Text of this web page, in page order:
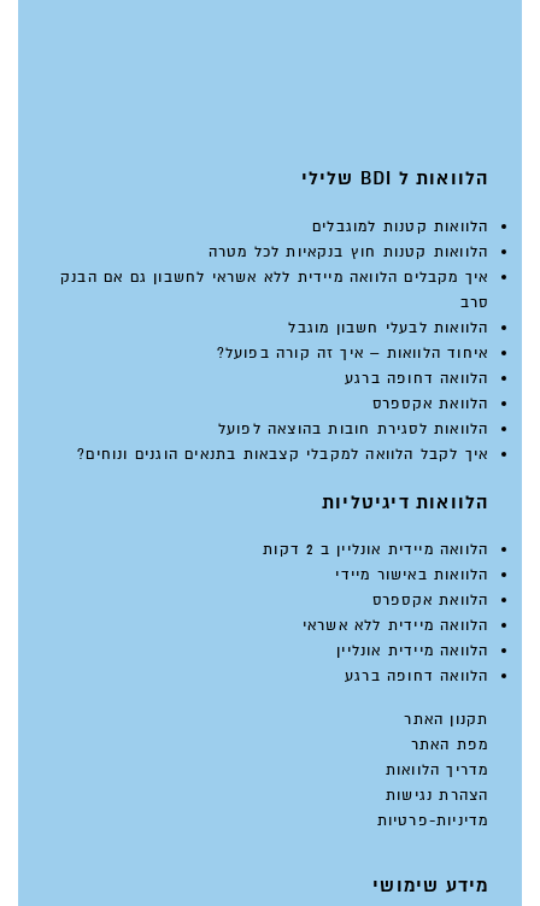
הלוואות ל BDI שלילי
הלוואות קטנות למוגבלים
הלוואות קטנות חוץ בנקאיות לכל מטרה
איך מקבלים הלוואה מיידית ללא אשראי לחשבון גם אם הבנק
סרב
הלוואות לבעלי חשבון מוגבל
איחוד הלוואות – איך זה קורה בפועל?
הלוואה דחופה ברגע
הלוואת אקספרס
הלוואות לסגירת חובות בהוצאה לפועל
איך לקבל הלוואה למקבלי קצבאות בתנאים הוגנים ונוחים?
הלוואות דיגיטליות
הלוואה מיידית אונליין ב 2 דקות
הלוואות באישור מיידי
הלוואת אקספרס
הלוואה מיידית ללא אשראי
הלוואה מיידית אונליין
הלוואה דחופה ברגע
תקנון האתר
מפת האתר
מדריך הלוואות
הצהרת נגישות
מדיניות-פרטיות
מידע שימושי